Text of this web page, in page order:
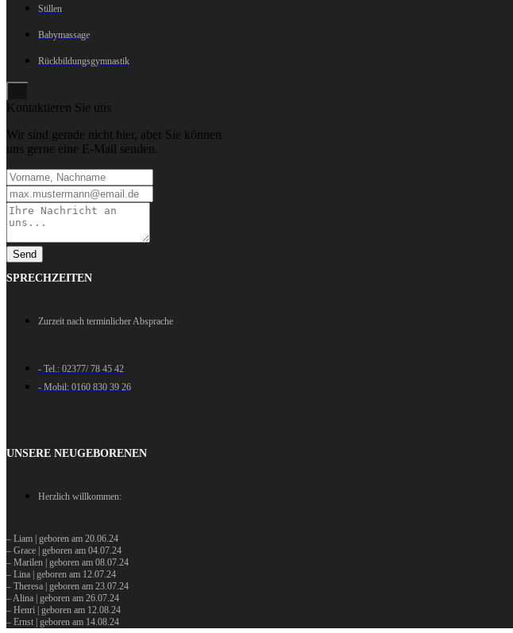
Stillen
Babymassage
Rückbildungsgymnastik
Kontaktieren Sie uns
Wir sind gerade nicht hier, aber Sie können
uns gerne eine E-Mail senden.
Send
SPRECHZEITEN
Zurzeit nach terminlicher Absprache
- Tel.: 02377/ 78 45 42
- Mobil: 0160 830 39 26
UNSERE NEUGEBORENEN
Herzlich willkommen:
– Liam | geboren am 20.06.24
– Grace | geboren am 04.07.24
– Marilen | geboren am 08.07.24
– Lina | geboren am 12.07.24
– Theresa | geboren am 23.07.24
– Alina | geboren am 26.07.24
– Henri | geboren am 12.08.24
– Ernst | geboren am 14.08.24